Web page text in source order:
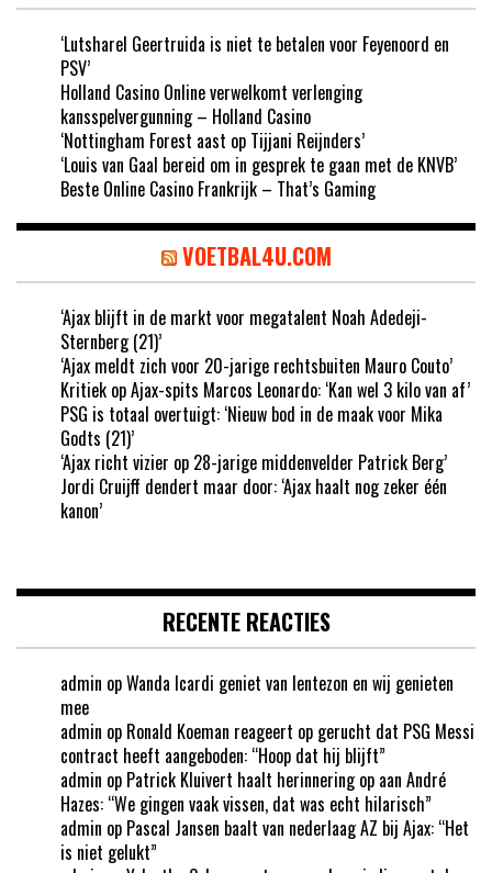
‘Lutsharel Geertruida is niet te betalen voor Feyenoord en
PSV’
Holland Casino Online verwelkomt verlenging
kansspelvergunning – Holland Casino
‘Nottingham Forest aast op Tijjani Reijnders’
‘Louis van Gaal bereid om in gesprek te gaan met de KNVB’
Beste Online Casino Frankrijk – That’s Gaming
VOETBAL4U.COM
‘Ajax blijft in de markt voor megatalent Noah Adedeji-
Sternberg (21)’
‘Ajax meldt zich voor 20-jarige rechtsbuiten Mauro Couto’
Kritiek op Ajax-spits Marcos Leonardo: ‘Kan wel 3 kilo van af’
PSG is totaal overtuigt: ‘Nieuw bod in de maak voor Mika
Godts (21)’
‘Ajax richt vizier op 28-jarige middenvelder Patrick Berg’
Jordi Cruijff dendert maar door: ‘Ajax haalt nog zeker één
kanon’
RECENTE REACTIES
admin opWanda Icardi geniet van lentezon en wij genieten
mee
admin op Ronald Koeman reageert op gerucht dat PSG Messi
contract heeft aangeboden: “Hoop dat hij blijft”
admin op Patrick Kluivert haalt herinnering op aan André
Hazes: “We gingen vaak vissen, dat was echt hilarisch”
admin op Pascal Jansen baalt van nederlaag AZ bij Ajax: “Het
is niet gelukt”